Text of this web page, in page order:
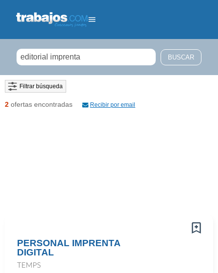
Filtrar búsqueda
2 ofertas encontradas Recibir por email
PERSONAL IMPRENTA
DIGITAL
TEMPS